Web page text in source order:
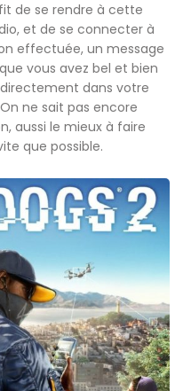
de se rendre à cette
et de se connecter à
effectuée, un message
vous avez bel et bien
dans votre
ne sait pas encore
aussi le mieux à faire
que possible.